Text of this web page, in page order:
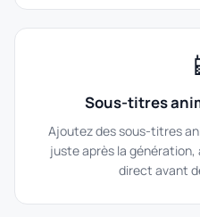
Sous-titres
Ajoutez des sous-titres
juste après la
direct avant